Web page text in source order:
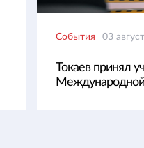
События 03
Токаев принял